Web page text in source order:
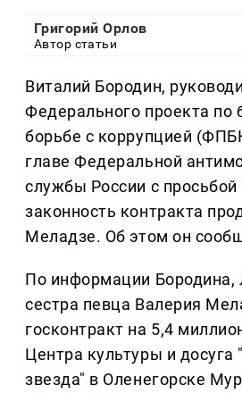
Григорий Орлов
Автор статьи
Виталий Бородин,
Федерального проекта по
борьбе с коррупцией
главе Федеральной
службы России с просьбой
законность контракта
Меладзе. Об этом он
По информации Бородина,
сестра певца Валерия
госконтракт на 5,4
Центра культуры и досуга
звезда" в Оленегорске